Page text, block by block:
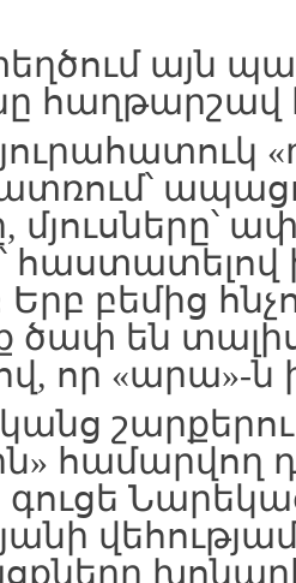
այն
հաղթարշավ
մյուսները՝
հաստատելով
Երբ բեմից
ծափ են
որ «արա»-ն
համարվող